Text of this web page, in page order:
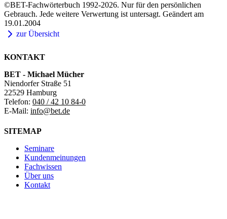
©BET-Fachwörterbuch 1992-2026. Nur für den persönlichen
Gebrauch. Jede weitere Verwertung ist untersagt. Geändert am
19.01.2004
zur Übersicht
KONTAKT
BET - Michael Mücher
Niendorfer Straße 51
22529 Hamburg
Telefon: 040 / 42 10 84-0
E-Mail: info@bet.de
SITEMAP
Seminare
Kundenmeinungen
Fachwissen
Über uns
Kontakt